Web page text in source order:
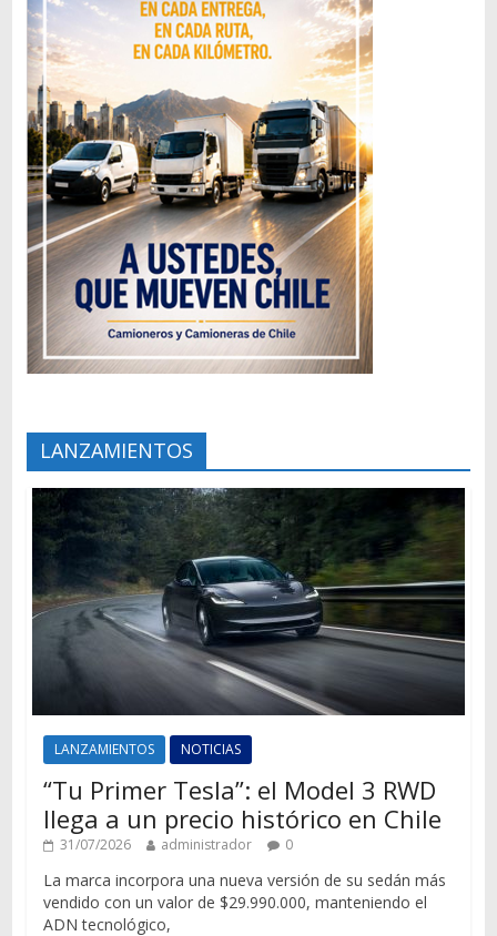
LANZAMIENTOS
LANZAMIENTOS NOTICIAS
“Tu Primer Tesla”: el Model 3 RWD
llega a un precio histórico en Chile
31/07/2026 administrador 0
La marca incorpora una nueva versión de su sedán más
vendido con un valor de $29.990.000, manteniendo el
ADN tecnológico,